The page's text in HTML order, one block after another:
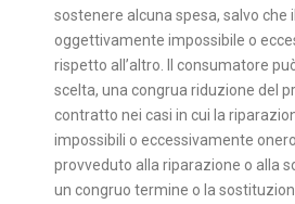
sostenere alcuna spesa, salvo che
oggettivamente impossibile o
rispetto all’altro. Il consumatore
scelta, una congrua riduzione del
contratto nei casi in cui la
impossibili o eccessivamente
provveduto alla riparazione o alla
un congruo termine o la